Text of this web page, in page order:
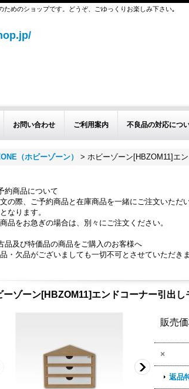
めのショップです。どうぞ、ごゆっくりお楽しみ下さい｡
お問い合わせ ご利用案内 不良品の対応につ
（ホビーゾーン） > ホビーゾーン[HBZOM11]エ
約商品について
の際、ご予約商品と在庫商品を一緒にご注文いた
なります。
品をお急ぎの場合は、別々にご注文ください。
品及び特価品の商品をご購入のお客様へ
・欠品がございましても一切不可とさせていただき
ーゾーン[HBZOM11]エンドコーナー引出し
販売
×
返品